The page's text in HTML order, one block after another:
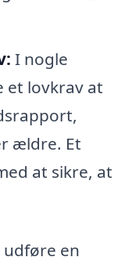
I nogle
et lovkrav at
ældre. Et
at sikre, at
en